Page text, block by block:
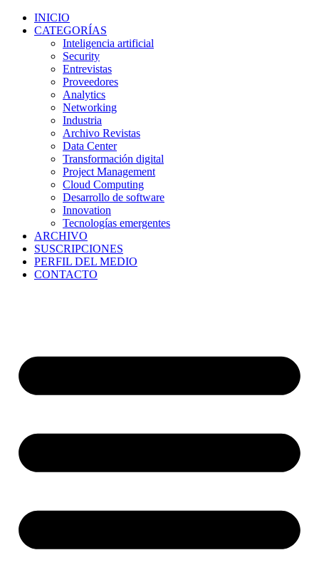
INICIO
CATEGORÍAS
Inteligencia artificial
Security
Entrevistas
Proveedores
Analytics
Networking
Industria
Archivo Revistas
Data Center
Transformación digital
Project Management
Cloud Computing
Desarrollo de software
Innovation
Tecnologías emergentes
ARCHIVO
SUSCRIPCIONES
PERFIL DEL MEDIO
CONTACTO